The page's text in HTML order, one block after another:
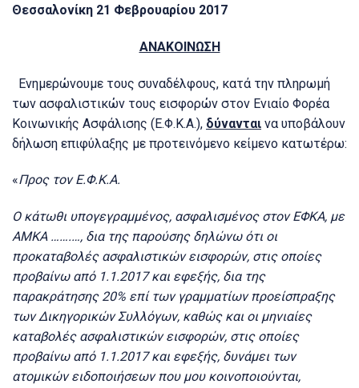
Θεσσαλονίκη 21 Φεβρουαρίου 2017
ΑΝΑΚΟΙΝΩΣΗ
Ενημερώνουμε τους συναδέλφους, κατά την πληρωμή
των ασφαλιστικών τους εισφορών στον Ενιαίο Φορέα
Κοινωνικής Ασφάλισης (Ε.Φ.Κ.Α.), δύνανται να υποβάλουν
δήλωση επιφύλαξης με προτεινόμενο κείμενο κατωτέρω:
«Προς τον Ε.Φ.Κ.Α.
Ο κάτωθι υπογεγραμμένος, ασφαλισμένος στον ΕΦΚΑ, με
ΑΜΚΑ …….…, δια της παρούσης δηλώνω ότι οι
προκαταβολές ασφαλιστικών εισφορών, στις οποίες
προβαίνω από 1.1.2017 και εφεξής, δια της
παρακράτησης 20% επί των γραμματίων προείσπραξης
των Δικηγορικών Συλλόγων, καθώς και οι μηνιαίες
καταβολές ασφαλιστικών εισφορών, στις οποίες
προβαίνω από 1.1.2017 και εφεξής, δυνάμει των
ατομικών ειδοποιήσεων που μου κοινοποιούνται,